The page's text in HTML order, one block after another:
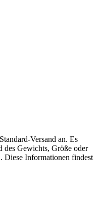
Versand an. Es
des Gewichts, Größe oder
Diese Informationen findest